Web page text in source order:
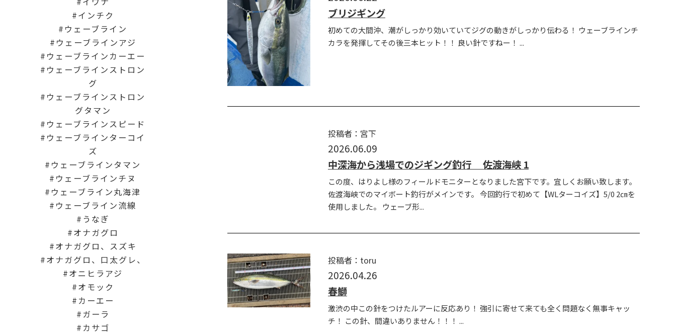
ブリジギング
初めての大間沖、潮がしっかり効いていてジグの動きがしっかり伝わる！ ウェーブラインチ
カラを発揮してその後三本ヒット！！ 良い針ですねー！ ...
投稿者：宮下
2026.06.09
中深海から浅場でのジギング釣行 佐渡海峡 1
この度、はりよし様のフィールドモニターとなりました宮下です。宜しくお願い致します。
佐渡海峡でのマイボート釣行がメインです。 今回釣行で初めて【WLターコイズ】5/0 2㎝を
使用しました。 ウェーブ形...
投稿者：toru
2026.04.26
春鰤
激渋の中この針をつけたルアーに反応あり！ 強引に寄せて来ても全く問題なく無事キャッ
チ！ この針、間違いありません！！！ ...
インチク
ウェーブライン
ウェーブラインアジ
ウェーブラインカーエー
ウェーブラインストロン
グ
ウェーブラインストロン
グタマン
ウェーブラインスピード
ウェーブラインターコイ
ズ
ウェーブラインタマン
ウェーブラインチヌ
ウェーブライン丸海津
ウェーブライン流線
うなぎ
オナガグロ
オナガグロ、スズキ
オナガグロ、口太グレ、
オニヒラアジ
オモック
カーエー
ガーラ
カサゴ